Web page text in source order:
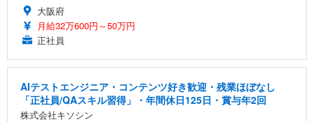
大阪府
月給32万600円～50万円
正社員
AIテストエンジニア・コンテンツ好き歓迎・残業ほぼなし
「正社員/QAスキル習得」・年間休日125日・賞与年2回
株式会社キソシン